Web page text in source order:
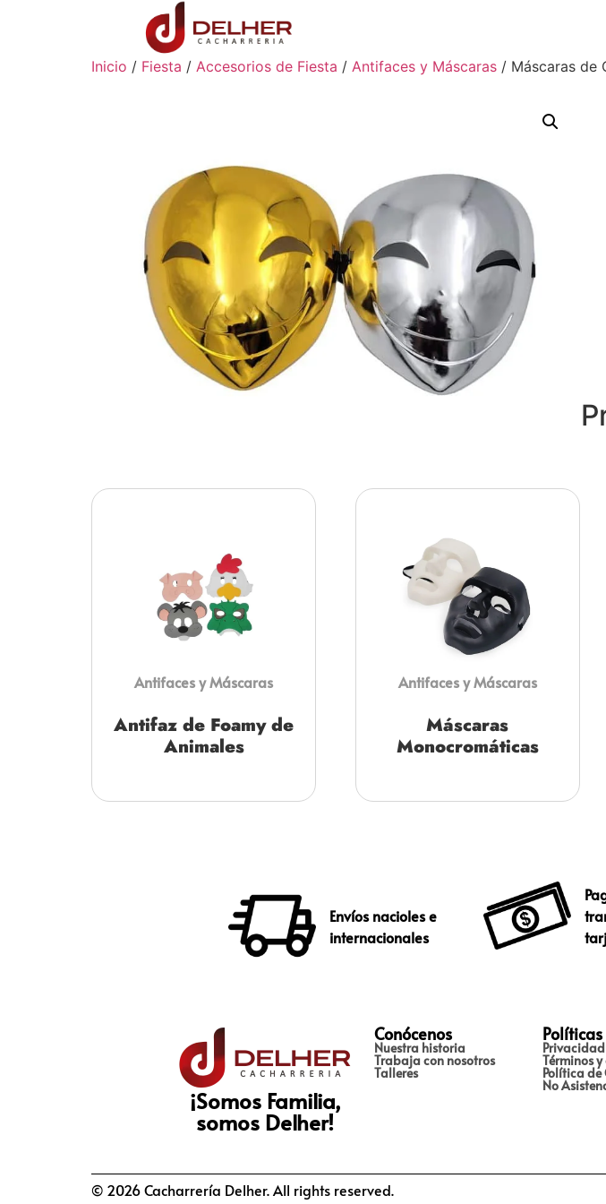
Inicio / Fiesta / Accesorios de Fiesta / Antifaces y Máscaras / Máscaras de
Antifaces y Máscaras
Antifaz de Foamy de
Animales
Antifaces y Máscaras
Máscaras
Monocromáticas
Envíos nacioles e
internacionales
¡Somos Familia,
somos Delher!
Conócenos
Nuestra historia
Trabaja con nosotros
Talleres
Políticas
Privacidad
Términos
Política de
No
© 2026 Cacharrería Delher. All rights reserved.